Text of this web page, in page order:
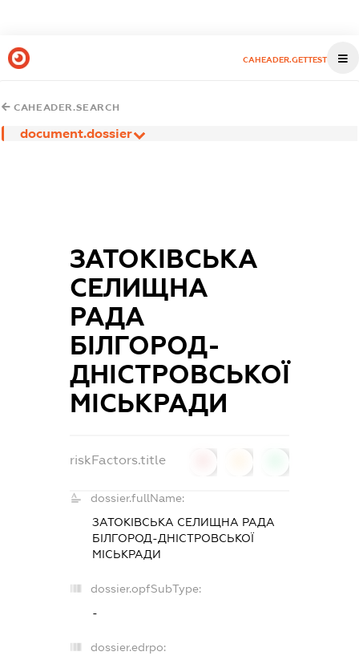
CAHEADER.GETTEST
CAHEADER.SEARCH
document.dossier
ЗАТОКІВСЬКА
СЕЛИЩНА
РАДА
БІЛГОРОД-
ДНІСТРОВСЬКОЇ
МІСЬКРАДИ
riskFactors.title
dossier.fullName:
ЗАТОКІВСЬКА СЕЛИЩНА РАДА
БІЛГОРОД-ДНІСТРОВСЬКОЇ
МІСЬКРАДИ
dossier.opfSubType:
-
dossier.edrpo: